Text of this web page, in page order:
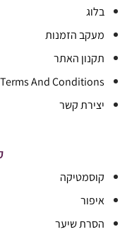
בלוג
מעקב הזמנות
תקנון האתר
Terms And Conditions
יצירת קשר
קוסמטיקה
איפור
הסרת שיער